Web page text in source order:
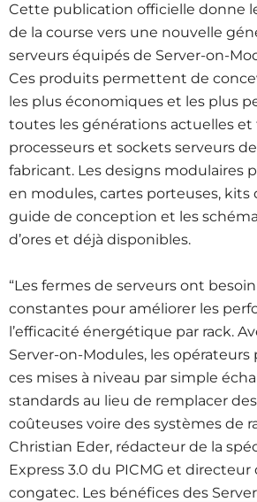
Cette publication officielle donne
de la course vers une nouvelle
serveurs équipés de Server-on-
Ces produits permettent de
les plus économiques et les plus
toutes les générations actuelles et
processeurs et sockets serveurs
fabricant. Les designs modulaires
en modules, cartes porteuses, kits
guide de conception et les
d’ores et déjà disponibles.
“Les fermes de serveurs ont
constantes pour améliorer les
l’efficacité énergétique par rack.
Server-on-Modules, les
ces mises à niveau par simple
standards au lieu de remplacer
coûteuses voire des systèmes de
Christian Eder, rédacteur de la
Express 3.0 du PICMG et
congatec. Les bénéfices des